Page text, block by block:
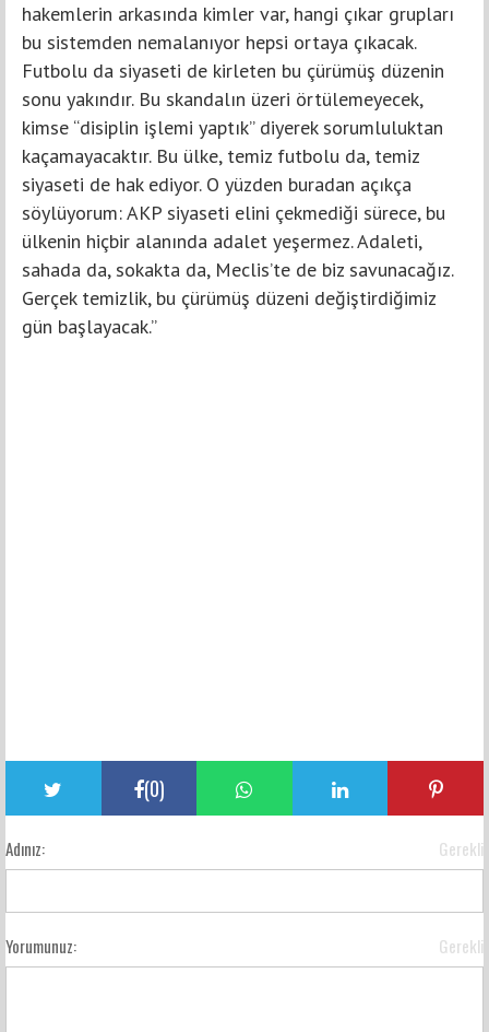
hakemlerin arkasında kimler var, hangi çıkar grupları
bu sistemden nemalanıyor hepsi ortaya çıkacak.
Futbolu da siyaseti de kirleten bu çürümüş düzenin
sonu yakındır. Bu skandalın üzeri örtülemeyecek,
kimse “disiplin işlemi yaptık” diyerek sorumluluktan
kaçamayacaktır. Bu ülke, temiz futbolu da, temiz
siyaseti de hak ediyor. O yüzden buradan açıkça
söylüyorum: AKP siyaseti elini çekmediği sürece, bu
ülkenin hiçbir alanında adalet yeşermez. Adaleti,
sahada da, sokakta da, Meclis’te de biz savunacağız.
Gerçek temizlik, bu çürümüş düzeni değiştirdiğimiz
gün başlayacak.”
(0)
Adınız: Gerekli
Yorumunuz: Gerekli